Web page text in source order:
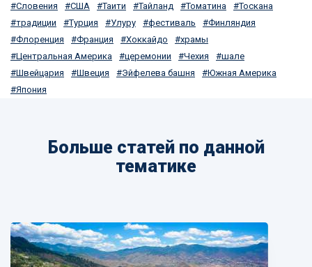
Словения
США Таити Тайланд Томатина
Тоскана
традиции
Турция Улуру фестиваль
Финляндия
Флоренция
Франция Хоккайдо
храмы
Центральная Америка
церемонии Чехия
шале
Швейцария
Швеция Эйфелева башня
Южная Америка
Япония
Больше статей по данной
тематике